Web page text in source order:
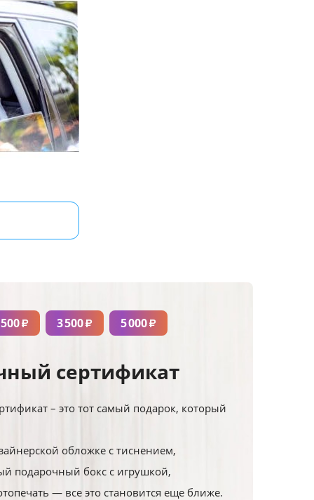
₽ 3 500₽ 5 000₽
сертификат
– это тот самый подарок, который
обложке с тиснением,
подарочный бокс с игрушкой,
— все это становится еще ближе.